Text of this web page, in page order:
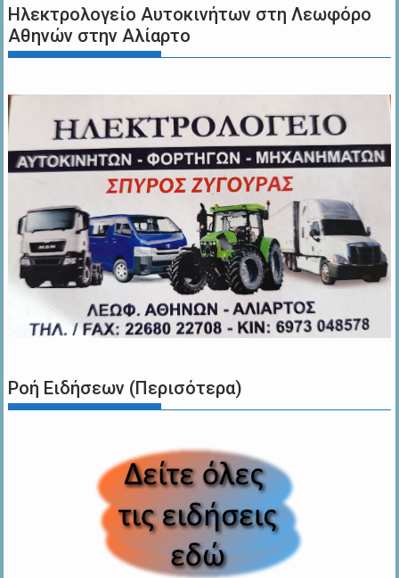
Ηλεκτρολογείο Αυτοκινήτων στη Λεωφόρο
Αθηνών στην Αλίαρτο
Ροή Ειδήσεων (Περισότερα)